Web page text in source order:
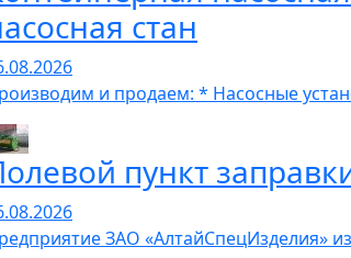
стан
и продаем: * Насосные
пункт
ЗАО «АлтайСпецИзделия»